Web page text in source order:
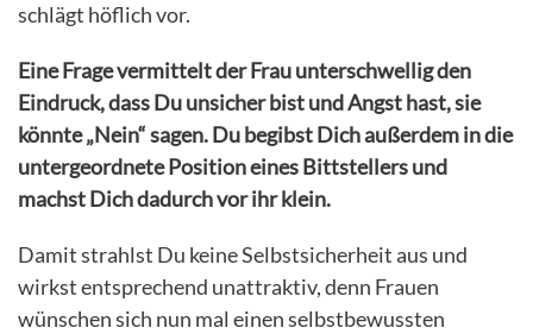
schlägt höflich vor.
Eine Frage vermittelt der Frau unterschwellig den
Eindruck, dass Du unsicher bist und Angst hast, sie
könnte „Nein“ sagen. Du begibst Dich außerdem in die
untergeordnete Position eines Bittstellers und
machst Dich dadurch vor ihr klein.
Damit strahlst Du keine Selbstsicherheit aus und
wirkst entsprechend unattraktiv, denn Frauen
wünschen sich nun mal einen selbstbewussten